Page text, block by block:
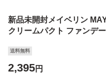
新品未開封メイベリン
クリームパクト ファンデ
送料無料
2,395円